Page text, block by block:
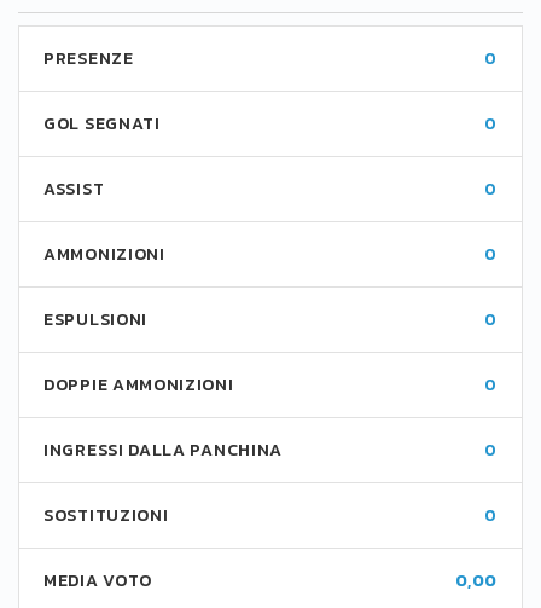
PRESENZE 0
GOL SEGNATI 0
ASSIST 0
AMMONIZIONI 0
ESPULSIONI 0
DOPPIE AMMONIZIONI 0
INGRESSI DALLA PANCHINA 0
SOSTITUZIONI 0
MEDIA VOTO 0,00